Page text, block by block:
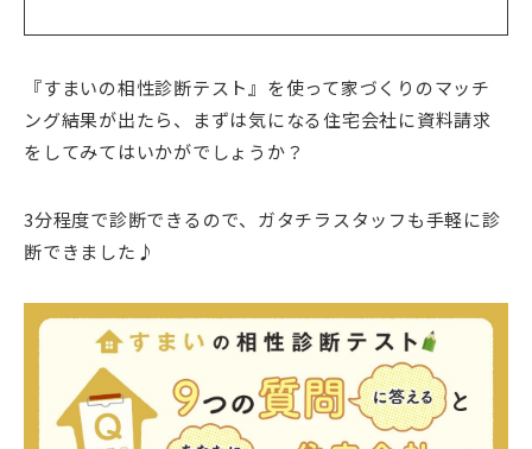
『すまいの相性診断テスト』を使って家づくりのマッチ
ング結果が出たら、まずは気になる住宅会社に資料請求
をしてみてはいかがでしょうか？
3分程度で診断できるので、ガタチラスタッフも手軽に診
断できました♪